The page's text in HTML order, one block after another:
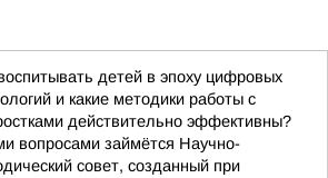
детей в эпоху цифровых
и какие методики работы с
действительно эффективны?
вопросами займётся Научно-
совет, созданный при